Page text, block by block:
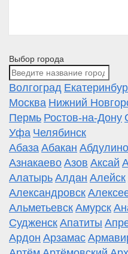
Выбор города
Волгоград
Москва Нижний
Пермь Ростов-на-Дону
Уфа Челябинск
Абаза Абакан Абдулино
Азнакаево Азов Аксай
Алатырь Алдан Алейск
Александровск
Альметьевск Амурск
Судженск Апатиты
Ардон Арзамас